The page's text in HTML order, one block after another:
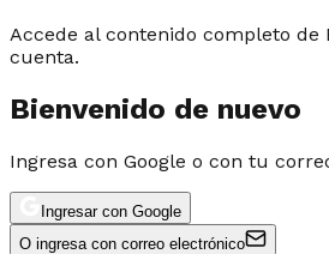
Accede al contenido completo de
cuenta.
Bienvenido de nuevo
Ingresa con Google o con tu
Ingresar con Google
O ingresa con correo electrónico